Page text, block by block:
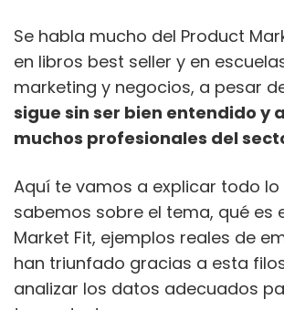
Se habla mucho del Product
en libros best seller y en
marketing y negocios, a pesar
sigue sin ser bien entendido y
muchos profesionales del
Aquí te vamos a explicar todo lo
sabemos sobre el tema, qué es
Market Fit, ejemplos reales de
han triunfado gracias a esta
analizar los datos adecuados